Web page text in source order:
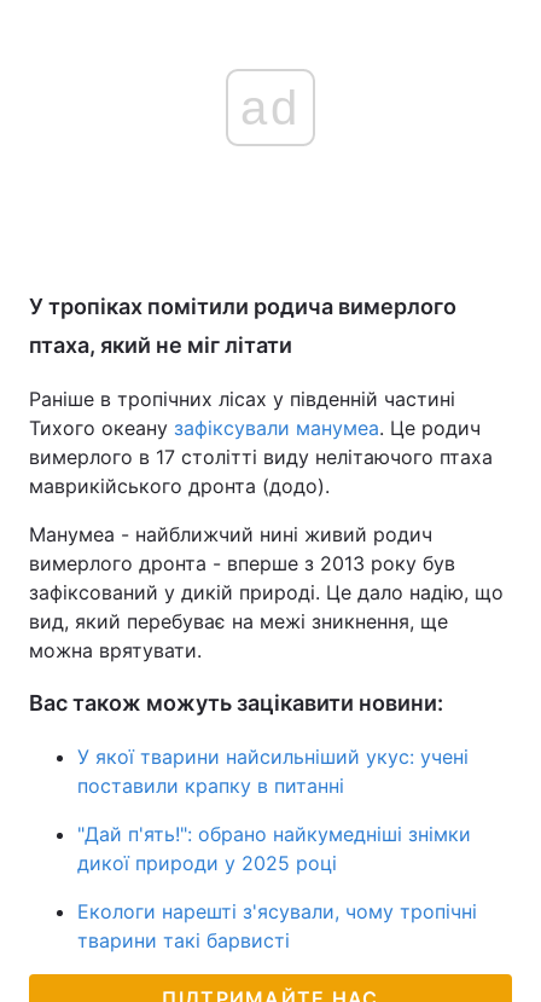
ad
У тропіках помітили родича вимерлого
птаха, який не міг літати
Раніше в тропічних лісах у південній частині
Тихого океану зафіксували манумеа. Це родич
вимерлого в 17 столітті виду нелітаючого птаха
маврикійського дронта (додо).
Манумеа - найближчий нині живий родич
вимерлого дронта - вперше з 2013 року був
зафіксований у дикій природі. Це дало надію, що
вид, який перебуває на межі зникнення, ще
можна врятувати.
Вас також можуть зацікавити новини:
У якої тварини найсильніший укус: учені
поставили крапку в питанні
"Дай п'ять!": обрано найкумедніші знімки
дикої природи у 2025 році
Екологи нарешті з'ясували, чому тропічні
тварини такі барвисті